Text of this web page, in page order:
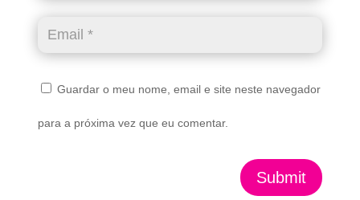
Guardar o meu nome, email e site neste navegador
para a próxima vez que eu comentar.
Submit